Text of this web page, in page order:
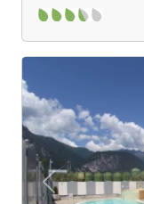
Previous